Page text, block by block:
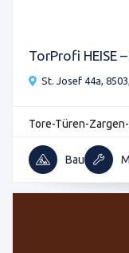
TorProfi HEISE
St. Josef 44a,
Tore-Türen-
Bau